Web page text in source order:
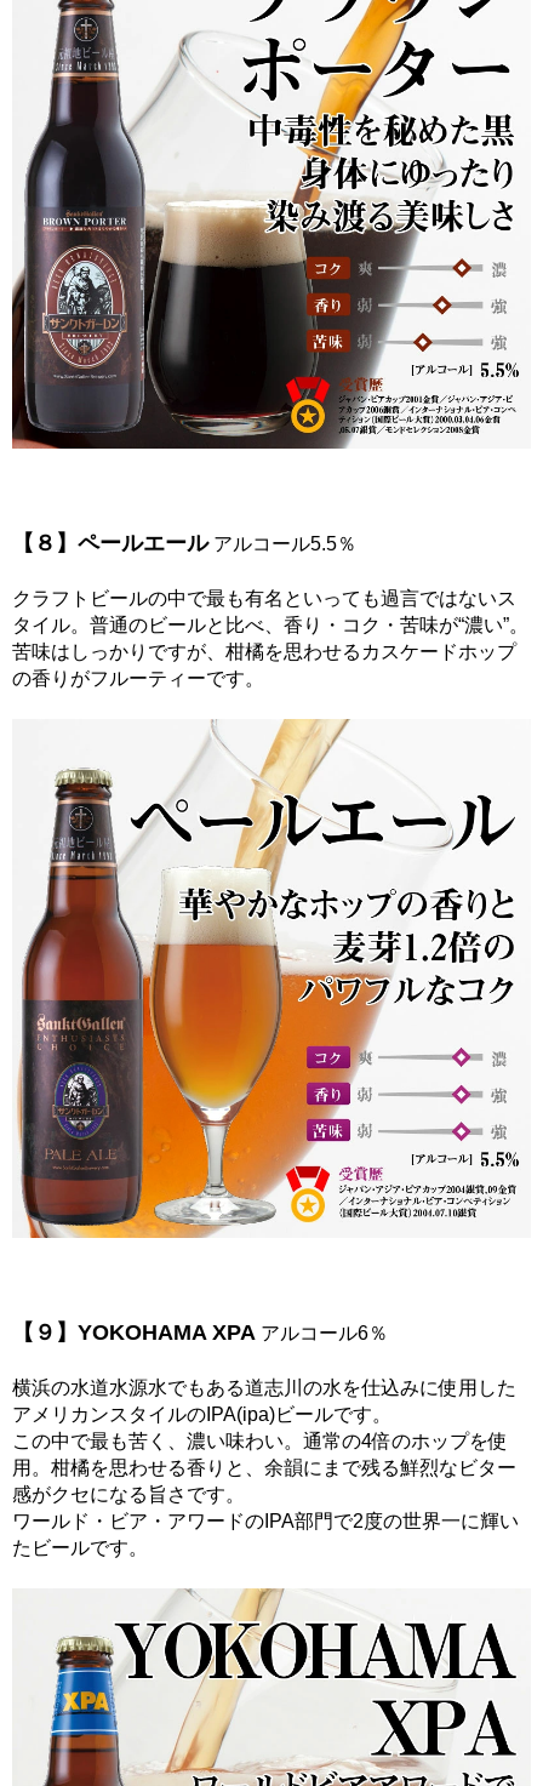
【８】ペールエールアルコール5.5％
クラフトビールの中で最も有名といっても過言ではないス
タイル。普通のビールと比べ、香り・コク・苦味が“濃い”。
苦味はしっかりですが、柑橘を思わせるカスケードホップ
の香りがフルーティーです。
【９】YOKOHAMA XPA アルコール6％
横浜の水道水源水でもある道志川の水を仕込みに使用した
アメリカンスタイルのIPA(ipa)ビールです。
この中で最も苦く、濃い味わい。通常の4倍のホップを使
用。柑橘を思わせる香りと、余韻にまで残る鮮烈なビター
感がクセになる旨さです。
ワールド・ビア・アワードのIPA部門で2度の世界一に輝い
たビールです。